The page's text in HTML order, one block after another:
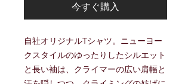
今すぐ購入
自社オリジナルTシャツ。ニューヨー
クスタイルのゆったりしたシルエット
と長い袖は、クライマーの広い肩幅と